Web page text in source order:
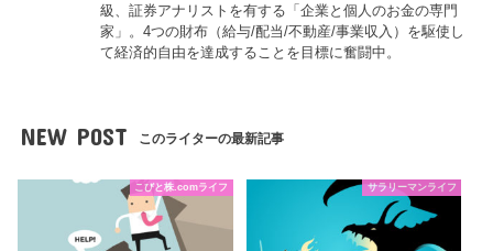
級、証券アナリストを有する「企業と個人のお金の専門
家」。4つの財布（給与/配当/不動産/事業収入）を駆使し
て経済的自由を達成することを目標に奮闘中。
NEW POST このライターの最新記事
こびと株.comライフ サラリーマンライフ